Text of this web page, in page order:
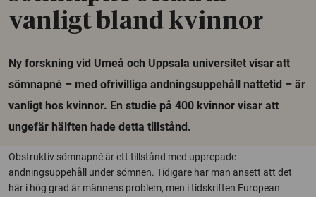
vanligt bland kvinnor
Ny forskning vid Umeå och Uppsala universitet visar att
sömnapné – med ofrivilliga andningsuppehåll nattetid – är
vanligt hos kvinnor. En studie på 400 kvinnor visar att
ungefär hälften hade detta tillstånd.
Obstruktiv sömnapné är ett tillstånd med upprepade
andningsuppehåll under sömnen. Tidigare har man ansett att det
här i hög grad är männens problem, men i tidskriften European